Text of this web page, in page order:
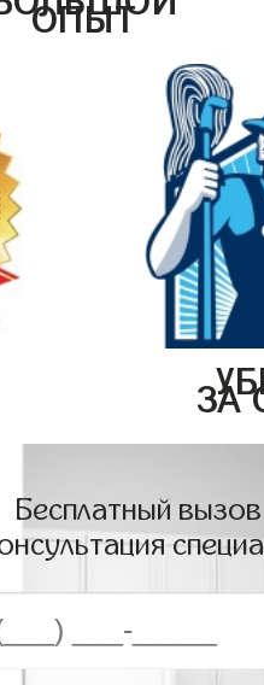
ОПЫТ
ЗА
Бесплатный